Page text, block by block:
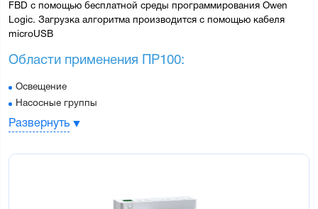
FBD с помощью бесплатной среды программирования Owen
Logic. Загрузка алгоритма производится с помощью кабеля
microUSB
Области применения ПР100:
Освещение
Насосные группы
Вентиляторы
Особенности ПР100:
Развернуть